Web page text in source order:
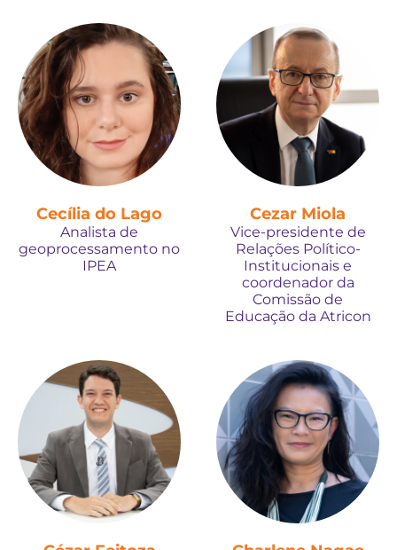
Cecília do Lago
Analista de
geoprocessamento no
IPEA
Cezar Miola
Vice-presidente de
Relações Político-
Institucionais e
coordenador da
Comissão de
Educação da Atricon